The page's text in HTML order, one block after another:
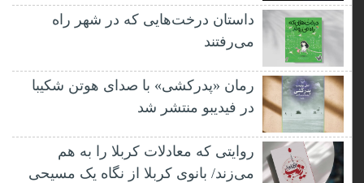
داستان درخت‌هایی که در شهر راه
می‌رفتند
رمان «پدرکشی» با صدای هوتن شکیبا
در فیدیبو منتشر شد
روایتی که معادلات کربلا را به هم
می‌زند/ بانوی کربلا از نگاه یک مسیحی